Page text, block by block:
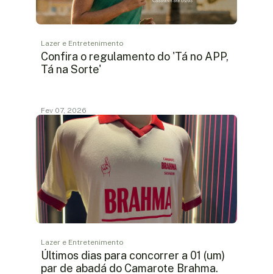
Lazer e Entretenimento
Confira o regulamento do 'Tá no APP,
Tá na Sorte'
Fev 07, 2026
Lazer e Entretenimento
Últimos dias para concorrer a 01 (um)
par de abadá do Camarote Brahma.